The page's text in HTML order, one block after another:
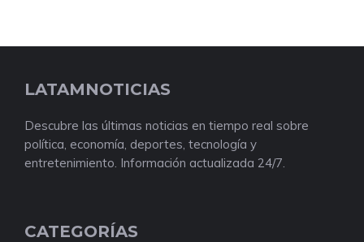
LATAMNOTICIAS
Descubre las últimas noticias en tiempo real sobre
política, economía, deportes, tecnología y
entretenimiento. Información actualizada 24/7.
CATEGORÍAS